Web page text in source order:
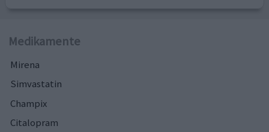
Medikamente
Mirena
Simvastatin
Champix
Citalopram